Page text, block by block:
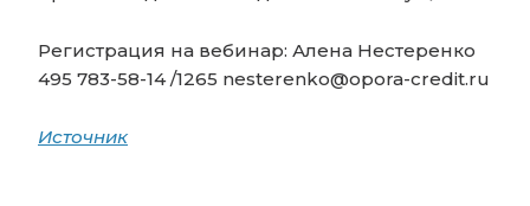
Регистрация на вебинар: Алена Нестеренко
495 783-58-14 /1265 nesterenko@opora-credit.ru
Источник